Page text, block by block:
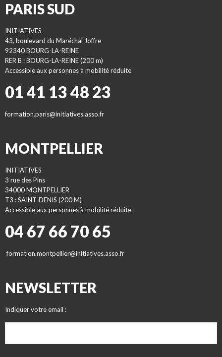
PARIS SUD
INITIATIVES
43, boulevard du Maréchal Joffre
92340 BOURG-LA-REINE
RER B : BOURG-LA-REINE (200 m)
Accessible aux personnes à mobilité réduite
01 41 13 48 23
formation.paris@initiatives.asso.fr
MONTPELLIER
INITIATIVES
3 rue des Pins
34000 MONTPELLIER
T3 : SAINT-DENIS (200 M)
Accessible aux personnes à mobilité réduite
04 67 66 70 65
formation.montpellier@initiatives.asso.fr
NEWSLETTER
Indiquer votre email :